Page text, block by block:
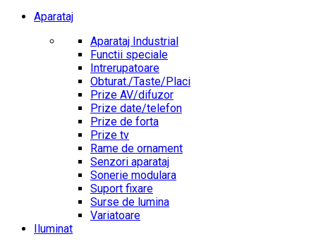
Aparataj
Aparataj Industrial
Functii speciale
Intrerupatoare
Obturat./Taste/Placi
Prize AV/difuzor
Prize date/telefon
Prize de forta
Prize tv
Rame de ornament
Senzori aparataj
Sonerie modulara
Suport fixare
Surse de lumina
Variatoare
Iluminat